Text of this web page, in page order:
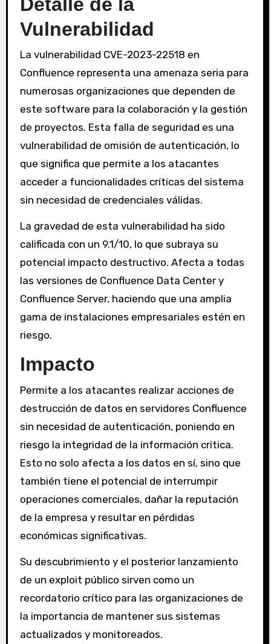
Vulnerabilidad
La vulnerabilidad CVE-2023-22518 en
Confluence representa una amenaza seria para
numerosas organizaciones que dependen de
este software para la colaboración y la gestión
de proyectos. Esta falla de seguridad es una
vulnerabilidad de omisión de autenticación, lo
que significa que permite a los atacantes
acceder a funcionalidades críticas del sistema
sin necesidad de credenciales válidas.
La gravedad de esta vulnerabilidad ha sido
calificada con un 9.1/10, lo que subraya su
potencial impacto destructivo. Afecta a todas
las versiones de Confluence Data Center y
Confluence Server, haciendo que una amplia
gama de instalaciones empresariales estén en
riesgo.
Impacto
Permite a los atacantes realizar acciones de
destrucción de datos en servidores Confluence
sin necesidad de autenticación, poniendo en
riesgo la integridad de la información crítica.
Esto no solo afecta a los datos en sí, sino que
también tiene el potencial de interrumpir
operaciones comerciales, dañar la reputación
de la empresa y resultar en pérdidas
económicas significativas.
Su descubrimiento y el posterior lanzamiento
de un exploit público sirven como un
recordatorio crítico para las organizaciones de
la importancia de mantener sus sistemas
actualizados y monitoreados.